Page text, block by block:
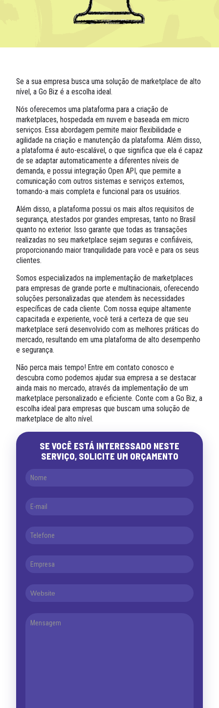
Se a sua empresa busca uma solução de marketplace de alto
nível, a Go Biz é a escolha ideal.
Nós oferecemos uma plataforma para a criação de
marketplaces, hospedada em nuvem e baseada em micro
serviços. Essa abordagem permite maior flexibilidade e
agilidade na criação e manutenção da plataforma. Além disso,
a plataforma é auto-escalável, o que significa que ela é capaz
de se adaptar automaticamente a diferentes níveis de
demanda, e possui integração Open API, que permite a
comunicação com outros sistemas e serviços externos,
tornando-a mais completa e funcional para os usuários.
Além disso, a plataforma possui os mais altos requisitos de
segurança, atestados por grandes empresas, tanto no Brasil
quanto no exterior. Isso garante que todas as transações
realizadas no seu marketplace sejam seguras e confiáveis,
proporcionando maior tranquilidade para você e para os seus
clientes.
Somos especializados na implementação de marketplaces
para empresas de grande porte e multinacionais, oferecendo
soluções personalizadas que atendem às necessidades
específicas de cada cliente. Com nossa equipe altamente
capacitada e experiente, você terá a certeza de que seu
marketplace será desenvolvido com as melhores práticas do
mercado, resultando em uma plataforma de alto desempenho
e segurança.
Não perca mais tempo! Entre em contato conosco e
descubra como podemos ajudar sua empresa a se destacar
ainda mais no mercado, através da implementação de um
marketplace personalizado e eficiente. Conte com a Go Biz, a
escolha ideal para empresas que buscam uma solução de
marketplace de alto nível.
SE VOCÊ ESTÁ INTERESSADO NESTE
SERVIÇO, SOLICITE UM ORÇAMENTO